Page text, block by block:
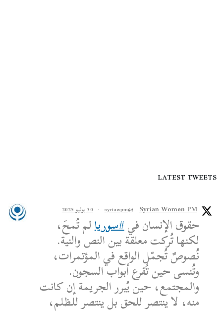
LATEST TWEETS
Syrian Women PM
@syriawpm
· 30 يوليو 2025
حقوق الإنسان في#سوريالم تُمحَ،
لكنها تُركت معلقة بين النص والنية.
نُصوصٌ تُجمّل الواقع في المؤتمرات،
وتُنسى حين تُقرع أبواب السجون.
والمجتمع، حين يُبرر الجريمة إن كانت
منه، لا ينتصر للحق بل ينتصر للظلم،